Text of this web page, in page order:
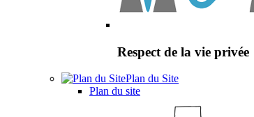
Respect de la vie privée
Plan du Site
Plan du site